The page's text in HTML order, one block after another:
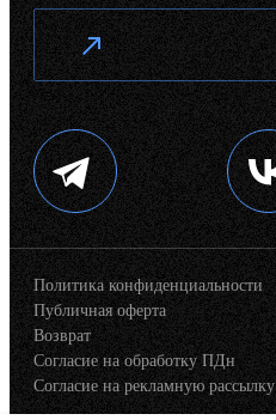
Политика конфиденциальности
Публичная оферта
Возврат
Согласие на обработку ПДн
Согласие на рекламную рассылку